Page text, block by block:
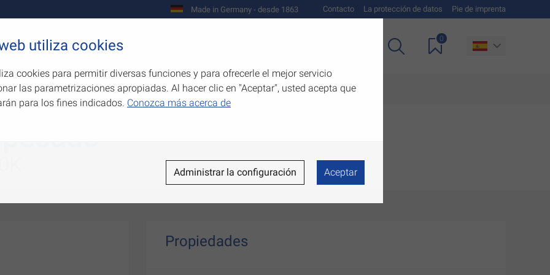
Made in Germany - desde 1863 Contacto La protección de datos Pie de imprenta
Empresa
0
Propiedades
utiliza cookies
cookies para permitir diversas funciones y para ofrecerle el mejor servicio
las parametrizaciones apropiadas. Al hacer clic en "Aceptar", usted acepta que
para los fines indicados. Conozca más acerca de
Administrar la configuración Aceptar